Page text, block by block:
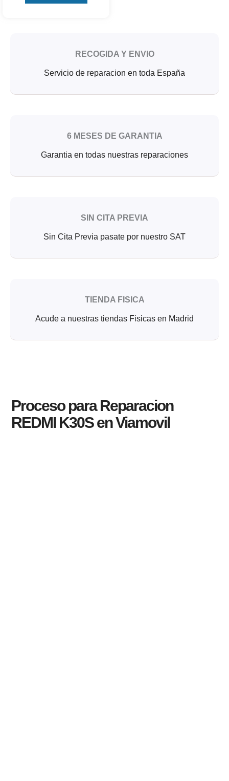
RECOGIDA Y ENVIO
Servicio de reparacion en toda España
6 MESES DE GARANTIA
Garantia en todas nuestras reparaciones
SIN CITA PREVIA
Sin Cita Previa pasate por nuestro SAT
TIENDA FISICA
Acude a nuestras tiendas Fisicas en Madrid
Proceso para Reparacion
REDMI K30S en Viamovil